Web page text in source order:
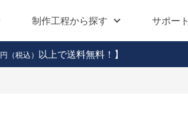
制作工程から探す サポート
円（税込） 以上で送料無料！】